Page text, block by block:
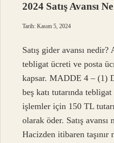
2024 Satış Avansı
Tarih: Kasım 5, 2024
Satış gider avansı
tebligat ücreti ve posta
kapsar. MADDE 4 – (1)
beş katı tutarında
işlemler için 150 TL
olarak öder. Satış avansı
Hacizden itibaren taşınır